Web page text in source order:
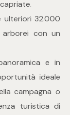
ulteriori 32.000
con un
e in
ideale
campagna o
turistica di